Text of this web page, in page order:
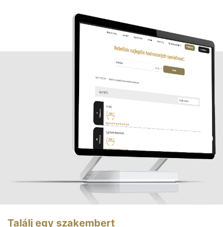
Találj egy szakembert